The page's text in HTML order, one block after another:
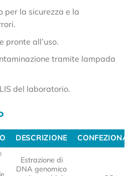
per la sicurezza e la
pronte all’uso.
tramite lampada
del laboratorio.
DESCRIZIONE
DESCRIZIONE
Estrazione di
DNA genomico